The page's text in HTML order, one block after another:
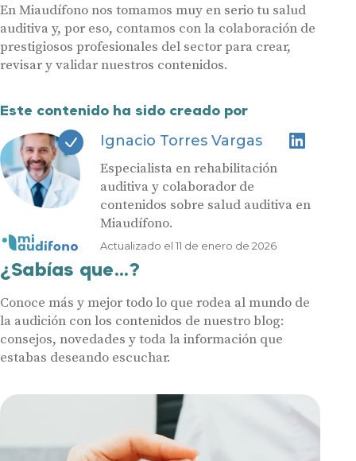
En Miaudífono nos tomamos muy en serio tu salud
auditiva y, por eso, contamos con la colaboración de
prestigiosos profesionales del sector para crear,
revisar y validar nuestros contenidos.
Este contenido ha sido creado por
Ignacio Torres Vargas
Especialista en rehabilitación
auditiva y colaborador de
contenidos sobre salud auditiva en
Miaudífono.
Actualizado el 11 de enero de 2026
¿Sabías que...?
Conoce más y mejor todo lo que rodea al mundo de
la audición con los contenidos de nuestro blog:
consejos, novedades y toda la información que
estabas deseando escuchar.